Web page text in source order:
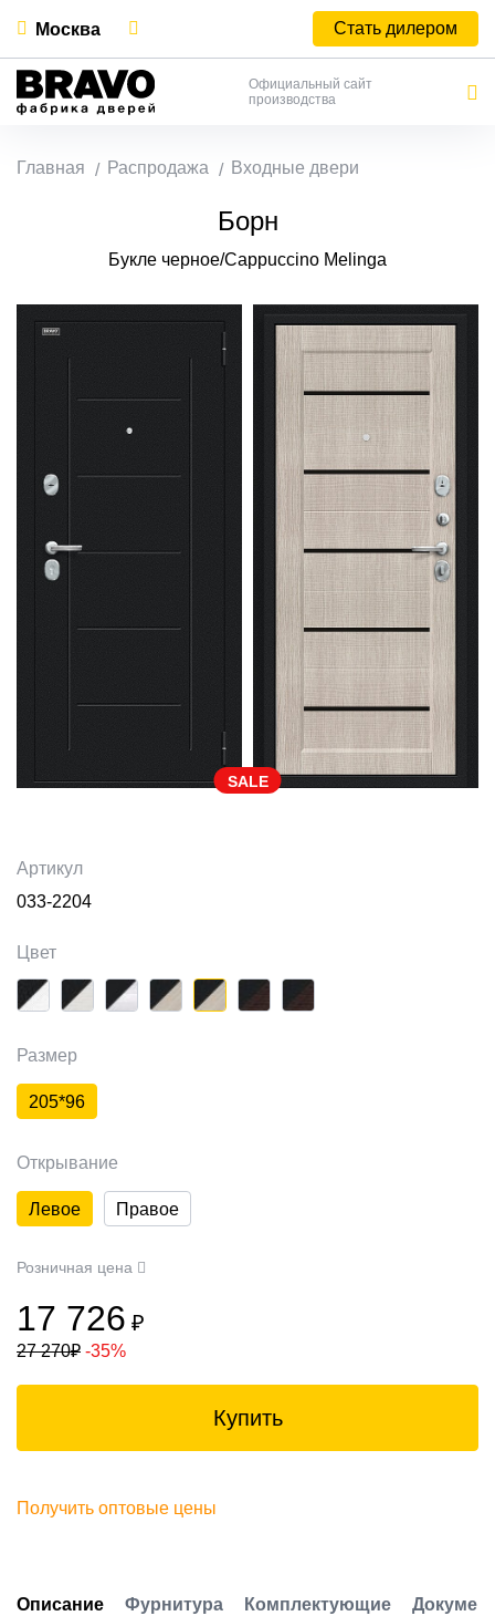
Москва Стать дилером
Официальный сайт
производства
Главная Распродажа Входные двери
Борн
Букле черное/Cappuccino Melinga
SALE
Артикул
033-2204
Цвет
Размер
205*96
Открывание
Левое Правое
Розничная цена
17 726 ₽
27 270₽ -35%
Купить
Получить оптовые цены
Описание Фурнитура Комплектующие